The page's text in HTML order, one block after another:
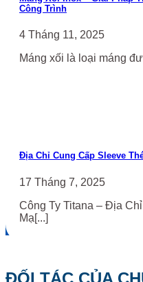
Công Trình
4 Tháng 11, 2025
Máng xối là loại máng
Địa Chỉ Cung Cấp Sleeve
17 Tháng 7, 2025
Công Ty Titana – Địa
Mạ[...]